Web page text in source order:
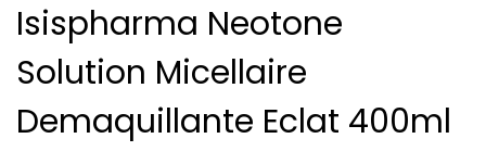
Isispharma Neotone
Solution Micellaire
Demaquillante Eclat 400ml